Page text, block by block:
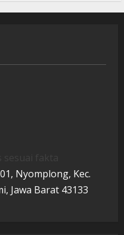
Nyomplong, Kec.
Jawa Barat 43133